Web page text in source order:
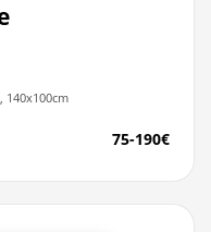
140x100cm
75-190€